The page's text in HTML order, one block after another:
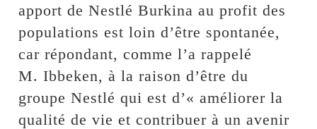
apport de Nestlé Burkina au profit des
populations est loin d’être spontanée,
car répondant, comme l’a rappelé
M. Ibbeken, à la raison d’être du
groupe Nestlé qui est d’« améliorer la
qualité de vie et contribuer à un avenir